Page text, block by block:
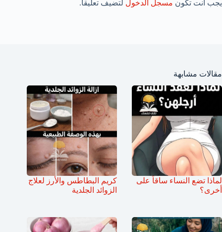
يجب أنت تكون مسجل الدخول لتضيف تعليقاً.
مقالات مشابهة
لماذا تضع النساء ساقاً على
أخرى؟
كريم البطاطس والأرز لعلاج
الزوائد الجلدية